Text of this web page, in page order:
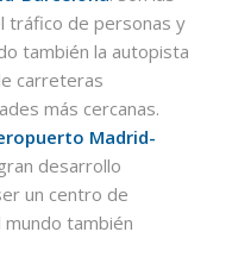
tráfico de personas y
también la autopista
carreteras
más cercanas.
Madrid-
desarrollo
un centro de
también